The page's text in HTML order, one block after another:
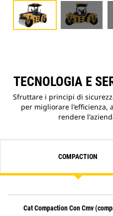
TECNOLOGIA E
Sfruttare i principi di
per migliorare l'efficienza,
rendere
COMPACTION
Cat Compaction Con Cmv